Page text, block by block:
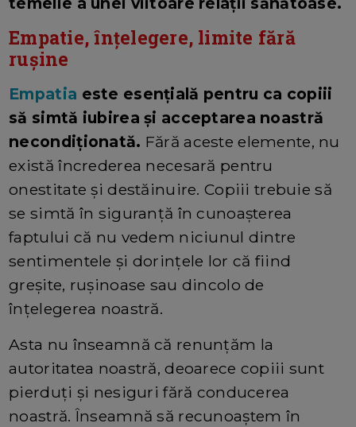
Empatie, înțelegere, limite fără
rușine
Empatia este esențială pentru ca copiii
să simtă iubirea și acceptarea noastră
necondiționată. Fără aceste elemente, nu
există încrederea necesară pentru
onestitate și destăinuire. Copiii trebuie să
se simtă în siguranță în cunoașterea
faptului că nu vedem niciunul dintre
sentimentele și dorințele lor că fiind
greșite, rușinoase sau dincolo de
înțelegerea noastră.
Asta nu înseamnă că renunțăm la
autoritatea noastră, deoarece copiii sunt
pierduți și nesiguri fără conducerea
noastră. Înseamnă să recunoaștem în